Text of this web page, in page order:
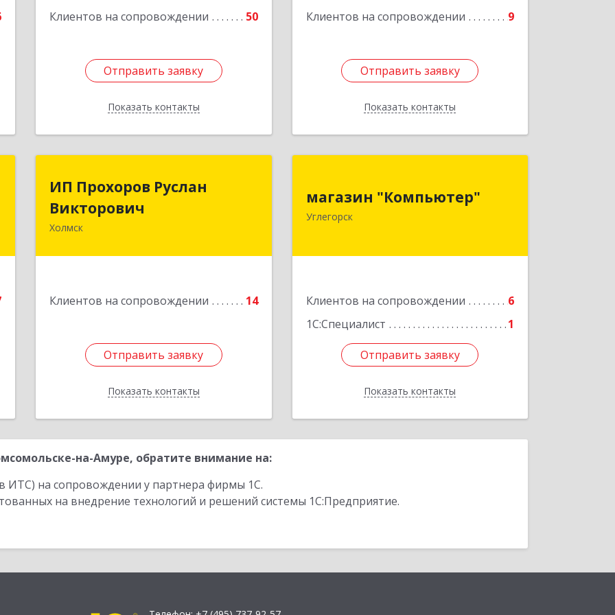
Клиентов на сопровождении 50
Отправить заявку
Показать контакты
Отправить заявку
Назад
Клиентов на сопровождении 9
Отправить заявку
Показать контакты
Отправить заявку
Назад
ИП Прохоров Руслан
Викторович
Холмск
Клиентов на сопровождении 14
Отправить заявку
Показать контакты
Викторович
694620, Сахалинская обл, Холмский р-
Подробнее
Отправить заявку
Назад
магазин "Компьютер"
Углегорск
Клиентов на сопровождении
6
1С:Специалист
1
Отправить заявку
Показать контакты
694920, Сахалинская обл, Углегорский
р-н, Углегорск г, Победы ул, дом №
Отправить заявку
Назад
на-Амуре, обратите внимание на:
ИТС) на сопровождении у партнера фирмы 1С.
на внедрение технологий и решений системы 1С:Предприятие.